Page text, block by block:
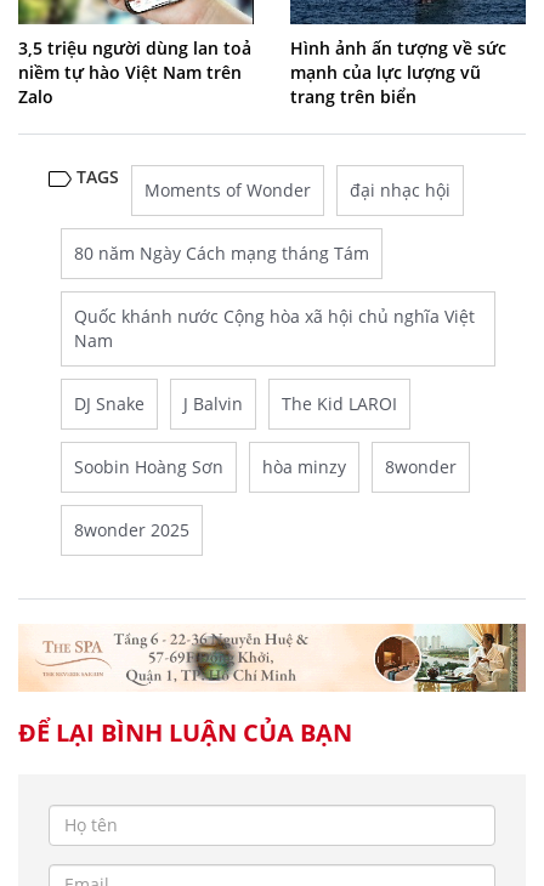
3,5 triệu người dùng lan toả
niềm tự hào Việt Nam trên
Zalo
Hình ảnh ấn tượng về sức
mạnh của lực lượng vũ
trang trên biển
TAGS
Moments of Wonder đại nhạc hội
80 năm Ngày Cách mạng tháng Tám
Quốc khánh nước Cộng hòa xã hội chủ nghĩa Việt
Nam
DJ Snake J Balvin The Kid LAROI
Soobin Hoàng Sơn hòa minzy 8wonder
8wonder 2025
ĐỂ LẠI BÌNH LUẬN CỦA BẠN